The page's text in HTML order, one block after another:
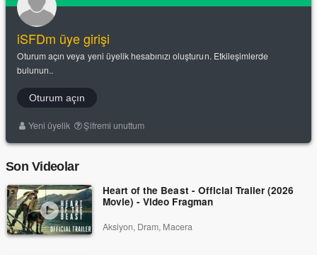
iSFDm üye girişi
Oturum açın veya yeni üyelik hesabınızı oluşturun. Etkileşimlerde
bulunun..
Oturum açın
Yeni üyelik Şifremi unuttum
Son Videolar
Heart of the Beast - Official Trailer (2026
Movie) - Video Fragman
Aksiyon, Dram, Macera